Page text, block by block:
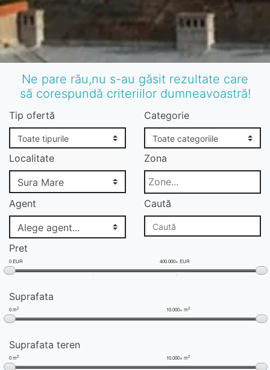
Ne pare rău,nu s-au găsit rezultate care
să corespundă criteriilor dumneavoastră!
Tip ofertă Categorie
Localitate Zona
Agent Caută
Pret
0 EUR 400.000+ EUR
Suprafata
0 m2 10.000+ m2
Suprafata teren
0 m2 10.000+ m2